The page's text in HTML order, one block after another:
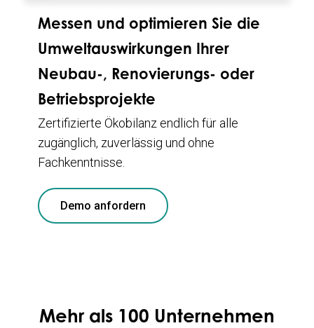
Messen und optimieren Sie die
Umweltauswirkungen Ihrer
Neubau-, Renovierungs- oder
Betriebsprojekte
Zertifizierte Ökobilanz endlich für alle
zugänglich, zuverlässig und ohne
Fachkenntnisse.
Demo anfordern
Mehr als 100 Unternehmen